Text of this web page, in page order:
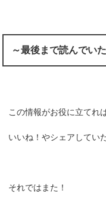
～最後まで読んでい
この情報がお役に立てれ
いいね！やシェアしてい
それではまた！